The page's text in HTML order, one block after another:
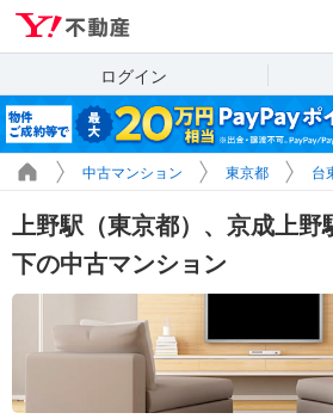
ログイン
中古マンション 東京都 台
上野駅（東京都）、京成上野
下の中古マンション